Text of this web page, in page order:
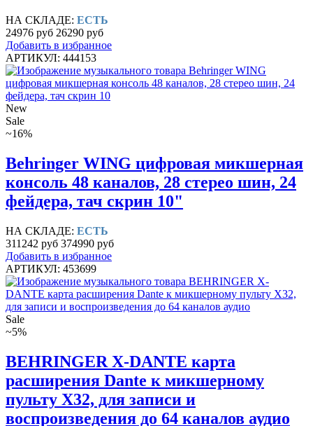
НА СКЛАДЕ: ЕСТЬ
24976 руб 26290 руб
Добавить в избранное
АРТИКУЛ: 444153
New
Sale
~16%
Behringer WING цифровая микшерная
консоль 48 каналов, 28 стерео шин, 24
фейдера, тач скрин 10"
НА СКЛАДЕ: ЕСТЬ
311242 руб 374990 руб
Добавить в избранное
АРТИКУЛ: 453699
Sale
~5%
BEHRINGER X-DANTE карта
расширения Dante к микшерному
пульту X32, для записи и
воспроизведения до 64 каналов аудио